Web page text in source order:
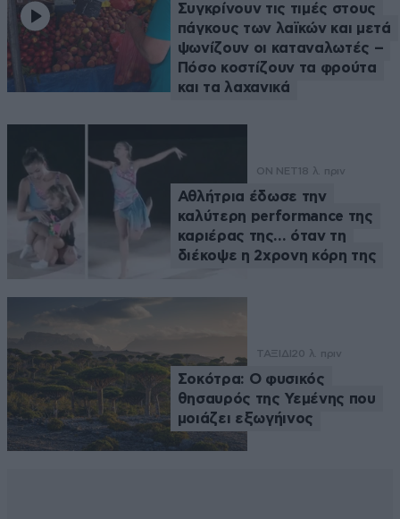
Συγκρίνουν τις τιμές στους
πάγκους των λαϊκών και μετά
ψωνίζουν οι καταναλωτές –
Πόσο κοστίζουν τα φρούτα
και τα λαχανικά
ON NET 18 λ. πριν
Αθλήτρια έδωσε την
καλύτερη performance της
καριέρας της… όταν τη
διέκοψε η 2χρονη κόρη της
ΤΑΞΙΔΙ20 λ. πριν
Σοκότρα: Ο φυσικός
θησαυρός της Υεμένης που
μοιάζει εξωγήινος